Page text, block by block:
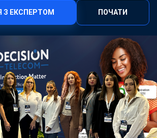
З ЕКСПЕРТОМ ПОЧАТИ